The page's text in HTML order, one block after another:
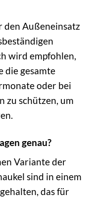
den Außeneinsatz
wird empfohlen,
die gesamte
oder bei
zu schützen, um
genau?
Variante der
sind in einem
das für